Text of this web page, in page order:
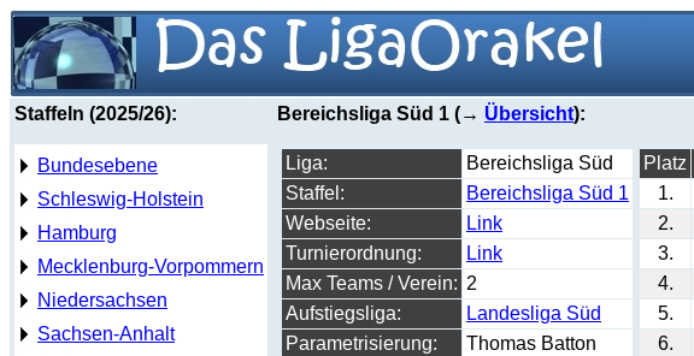
Staffeln (2025/26):
Bundesebene
Schleswig-Holstein
Hamburg
Mecklenburg-Vorpommern
Niedersachsen
Sachsen-Anhalt
Bereichsliga Süd 1 (→ Übersicht):
Liga:
Bereichsliga Süd
Staffel:
Bereichsliga Süd 1
Webseite:
Link
Turnierordnung:
Link
Max Teams / Verein: 2
Aufstiegsliga:
Landesliga Süd
Parametrisierung:
Thomas Batton
Platz
1.
2.
3.
4.
5.
6.